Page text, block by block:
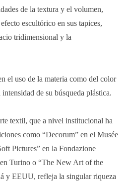
de la textura y el volumen,
escultórico en sus tapices,
tridimensional y la
el uso de la materia como del color
de su búsqueda plástica.
textil, que a nivel institucional ha
como “Decorum” en el Musée
Pictures” en la Fondazione
Turino o “The New Art of the
y EEUU, refleja la singular riqueza